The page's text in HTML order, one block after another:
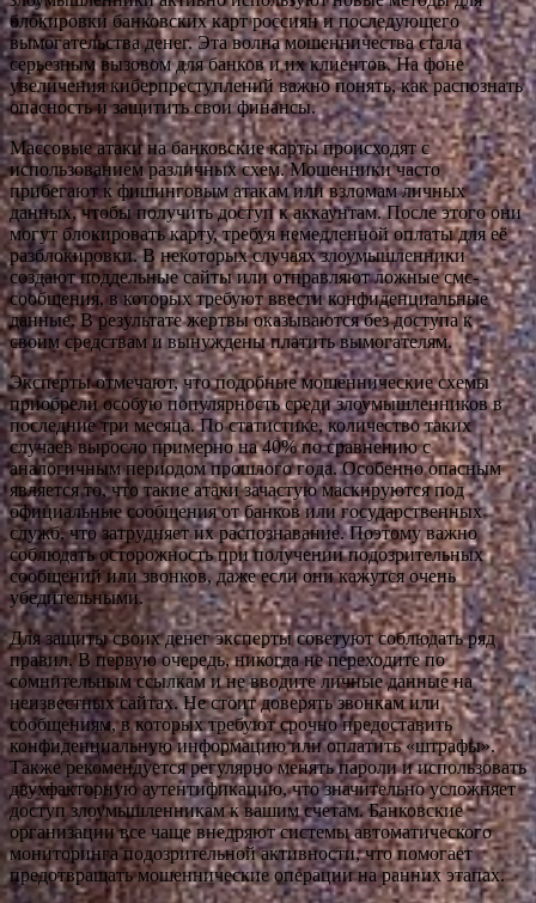
блокировки банковских карт россиян и последующего
вымогательства денег. Эта волна мошенничества стала
серьезным вызовом для банков и их клиентов. На фоне
увеличения киберпреступлений важно понять, как распознать
опасность и защитить свои финансы.
Массовые атаки на банковские карты происходят с
использованием различных схем. Мошенники часто
прибегают к фишинговым атакам или взломам личных
данных, чтобы получить доступ к аккаунтам. После этого они
могут блокировать карту, требуя немедленной оплаты для её
разблокировки. В некоторых случаях злоумышленники
создают поддельные сайты или отправляют ложные смс-
сообщения, в которых требуют ввести конфиденциальные
данные. В результате жертвы оказываются без доступа к
своим средствам и вынуждены платить вымогателям.
Эксперты отмечают, что подобные мошеннические схемы
приобрели особую популярность среди злоумышленников в
последние три месяца. По статистике, количество таких
случаев выросло примерно на 40% по сравнению с
аналогичным периодом прошлого года. Особенно опасным
является то, что такие атаки зачастую маскируются под
официальные сообщения от банков или государственных
служб, что затрудняет их распознавание. Поэтому важно
соблюдать осторожность при получении подозрительных
сообщений или звонков, даже если они кажутся очень
убедительными.
Для защиты своих денег эксперты советуют соблюдать ряд
правил. В первую очередь, никогда не переходите по
сомнительным ссылкам и не вводите личные данные на
неизвестных сайтах. Не стоит доверять звонкам или
сообщениям, в которых требуют срочно предоставить
конфиденциальную информацию или оплатить «штрафы».
Также рекомендуется регулярно менять пароли и использовать
двухфакторную аутентификацию, что значительно усложняет
доступ злоумышленникам к вашим счетам. Банковские
организации все чаще внедряют системы автоматического
мониторинга подозрительной активности, что помогает
предотвращать мошеннические операции на ранних этапах.